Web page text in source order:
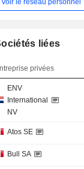
liées
privées
ENV
International
NV
Atos SE
Bull SA